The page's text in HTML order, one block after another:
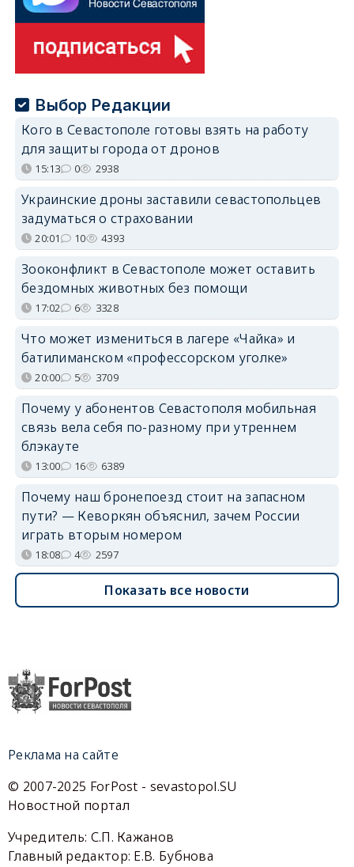
Выбор Редакции
Кого в Севастополе готовы взять на работу
для защиты города от дронов
15:13 0 2938
Украинские дроны заставили севастопольцев
задуматься о страховании
20:01 10 4393
Зооконфликт в Севастополе может оставить
бездомных животных без помощи
17:02 6 3328
Что может измениться в лагере «Чайка» и
батилиманском «профессорском уголке»
20:00 5 3709
Почему у абонентов Севастополя мобильная
связь вела себя по-разному при утреннем
блэкауте
13:00 16 6389
Почему наш бронепоезд стоит на запасном
пути? — Кеворкян объяснил, зачем России
играть вторым номером
18:08 4 2597
Показать все новости
Реклама на сайте
© 2007-2025 ForPost - sevastopol.SU
Новостной портал
Учредитель: С.П. Кажанов
Главный редактор: Е.В. Бубнова